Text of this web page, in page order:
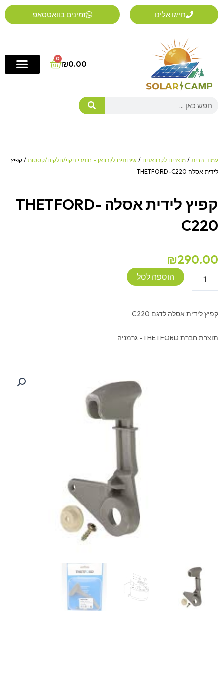
דילוג
לתוכן
חייגו אלינו זמינים בוואטסאפ
₪0.00
0
Cart
Search
עמוד הבית / מוצרים לקרוואנים / שירותים לקרוואן - חומרי ניקוי/חלקים/קסטות / קפיץ
לידית אסלה THETFORD-C220
קפיץ לידית אסלה THETFORD-
C220
₪290.00
הוספה לסל
קפיץ לידית אסלה לדגם C220
תוצרת חברת THETFORD- גרמניה